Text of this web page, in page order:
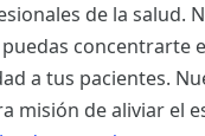
de la salud.
concentrarte
a tus pacientes.
misión de aliviar el